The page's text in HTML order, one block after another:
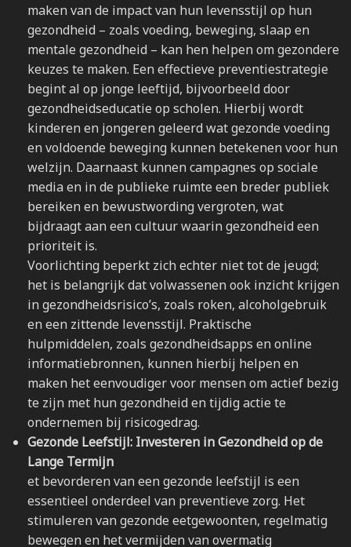
maken van de impact van hun levensstijl op hun
gezondheid – zoals voeding, beweging, slaap en
mentale gezondheid – kan hen helpen om gezondere
keuzes te maken. Een effectieve preventiestrategie
begint al op jonge leeftijd, bijvoorbeeld door
gezondheidseducatie op scholen. Hierbij wordt
kinderen en jongeren geleerd wat gezonde voeding
en voldoende beweging kunnen betekenen voor hun
welzijn. Daarnaast kunnen campagnes op sociale
media en in de publieke ruimte een breder publiek
bereiken en bewustwording vergroten, wat
bijdraagt aan een cultuur waarin gezondheid een
prioriteit is.
Voorlichting beperkt zich echter niet tot de jeugd;
het is belangrijk dat volwassenen ook inzicht krijgen
in gezondheidsrisico’s, zoals roken, alcoholgebruik
en een zittende levensstijl. Praktische
hulpmiddelen, zoals gezondheidsapps en online
informatiebronnen, kunnen hierbij helpen en
maken het eenvoudiger voor mensen om actief bezig
te zijn met hun gezondheid en tijdig actie te
ondernemen bij risicogedrag.
Gezonde Leefstijl: Investeren in Gezondheid op de
Lange Termijn
et bevorderen van een gezonde leefstijl is een
essentieel onderdeel van preventieve zorg. Het
stimuleren van gezonde eetgewoonten, regelmatig
bewegen en het vermijden van overmatig